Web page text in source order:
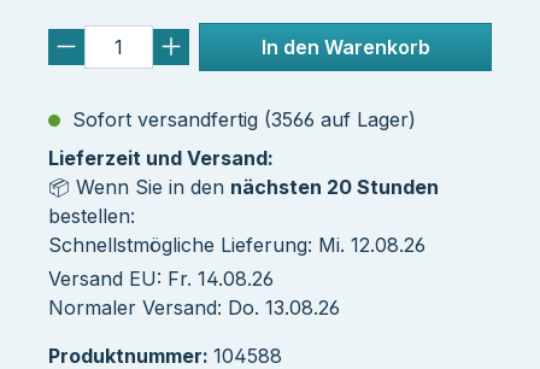
In den Warenkorb
Sofort versandfertig (3566 auf Lager)
Lieferzeit und Versand:
📦 Wenn Sie in den nächsten 20 Stunden
bestellen:
Schnellstmögliche Lieferung: Mi. 12.08.26
Versand EU: Fr. 14.08.26
Normaler Versand: Do. 13.08.26
Produktnummer: 104588